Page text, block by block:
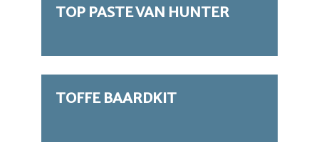
TOP PASTE VAN HUNTER
TOFFE BAARDKIT